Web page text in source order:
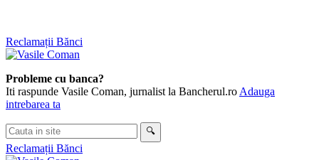
Skip
to
Reclamații Bănci
Probleme cu banca?
Iti raspunde Vasile Coman, jurnalist la Bancherul.ro Adauga
intrebarea ta
Cauta
in
site
🔍
Reclamații Bănci